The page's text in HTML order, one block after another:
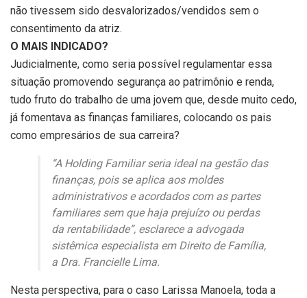
não tivessem sido desvalorizados/vendidos sem o
consentimento da atriz.
O MAIS INDICADO?
Judicialmente, como seria possível regulamentar essa
situação promovendo segurança ao patrimônio e renda,
tudo fruto do trabalho de uma jovem que, desde muito cedo,
já fomentava as finanças familiares, colocando os pais
como empresários de sua carreira?
“A Holding Familiar seria ideal na gestão das
finanças, pois se aplica aos moldes
administrativos e acordados com as partes
familiares sem que haja prejuízo ou perdas
da rentabilidade”, esclarece a advogada
sistêmica especialista em Direito de Família,
a Dra. Francielle Lima.
Nesta perspectiva, para o caso Larissa Manoela, toda a